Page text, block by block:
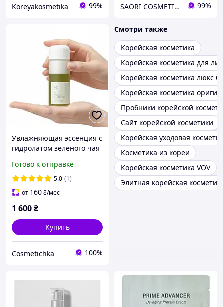
Koreyakosmetika 99% SAORI COSMETICS - Интернет-магазин профессиональной корейской кocмeтики 99%
Увлажняющая эссенция с
гидролатом зеленого чая
Dr.Ceuracle Jeju Matcha
Tea Essence 150 ml
Готово к отправке
5.0 (1)
от 160₴/мес
1 600₴
Купить
Cosmetichka 100%
Смотри также
Корейская косметика
Корейская косметика для
Корейская косметика люкс
Корейская косметика
Пробники корейской
Сайт корейской косметики
Корейская уходовая
Косметика из кореи
Корейская косметика VOV
Элитная корейская